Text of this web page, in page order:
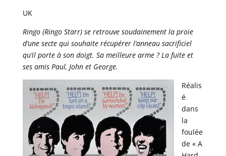
UK
Ringo (Ringo Starr) se retrouve soudainement la proie
d’une secte qui souhaite récupérer l’anneau sacrificiel
qu’il porte à son doigt. Sa meilleure arme ? La fuite et
ses amis Paul, John et George.
Réalis
é
dans
la
foulée
de « A